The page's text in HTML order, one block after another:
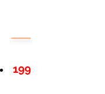
199